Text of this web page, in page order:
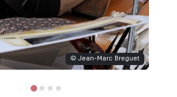
© Jean-Marc Breguet